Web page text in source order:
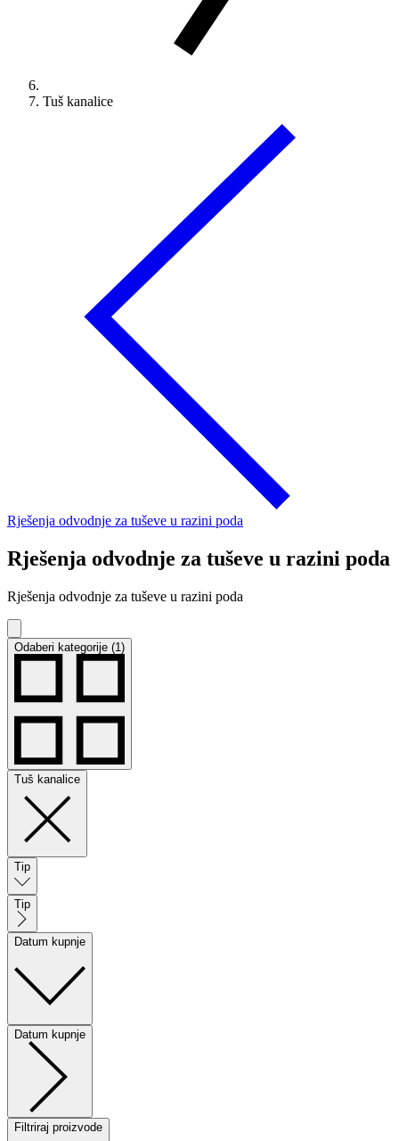
Tuš kanalice
Rješenja odvodnje za tuševe u razini poda
Rješenja odvodnje za tuševe u razini poda
Rješenja odvodnje za tuševe u razini poda
Odaberi kategorije (1)
Tuš kanalice
Tip
Tip
Datum kupnje
Datum kupnje
Filtriraj proizvode